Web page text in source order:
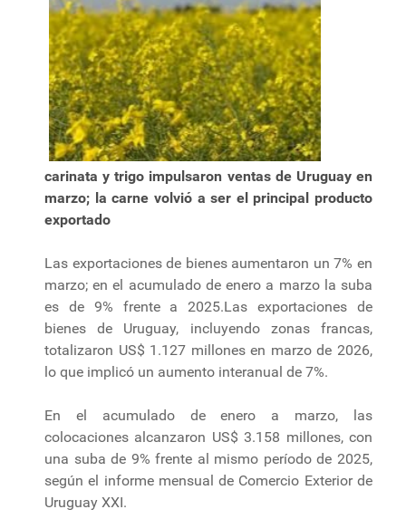
carinata y trigo impulsaron ventas de Uruguay en
marzo; la carne volvió a ser el principal producto
exportado
Las exportaciones de bienes aumentaron un 7% en
marzo; en el acumulado de enero a marzo la suba
es de 9% frente a 2025.Las exportaciones de
bienes de Uruguay, incluyendo zonas francas,
totalizaron US$ 1.127 millones en marzo de 2026,
lo que implicó un aumento interanual de 7%.
En el acumulado de enero a marzo, las
colocaciones alcanzaron US$ 3.158 millones, con
una suba de 9% frente al mismo período de 2025,
según el informe mensual de Comercio Exterior de
Uruguay XXI.